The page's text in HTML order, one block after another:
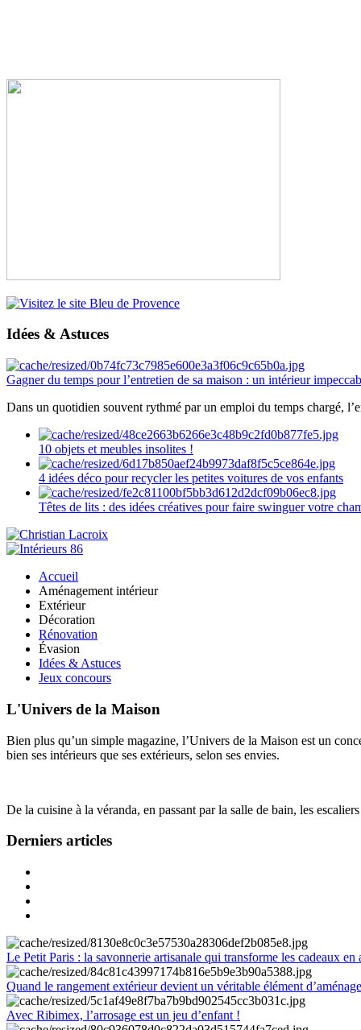
Idées & Astuces
Gagner du temps pour l’entretien de sa maison : un intérieur
Dans un quotidien souvent rythmé par un emploi du temps chargé,
10 objets et meubles insolites !
4 idées déco pour recycler les petites voitures de vos enfants
Têtes de lits : des idées créatives pour faire swinguer votre
Accueil
Aménagement intérieur
Extérieur
Décoration
Rénovation
Évasion
Idées & Astuces
Jeux concours
L'Univers de la Maison
Bien plus qu’un simple magazine, l’Univers de la Maison est un
bien ses intérieurs que ses extérieurs, selon ses envies.
De la cuisine à la véranda, en passant par la salle de bain, les
Derniers articles
Le Petit Paris : la savonnerie artisanale qui transforme les cadeaux en
Quand le rangement extérieur devient un véritable élément
Avec Ribimex, l’arrosage est un jeu d’enfant !